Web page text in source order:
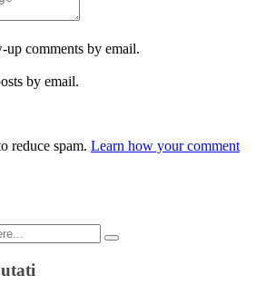
comments by email.
by email.
reduce spam. Learn how your comment